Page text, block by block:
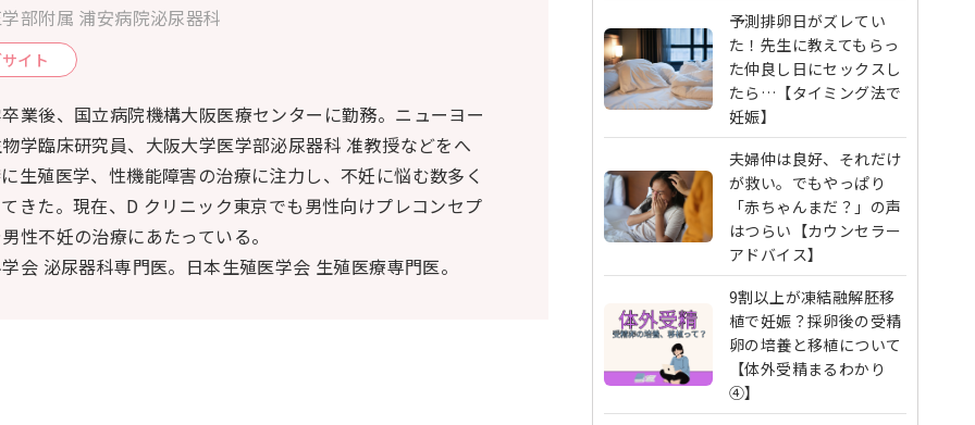
部附属 浦安病院泌尿器科
イト
業後、国立病院機構大阪医療センターに勤務。ニューヨー
学臨床研究員、大阪大学医学部泌尿器科 准教授などをへ
生殖医学、性機能障害の治療に注力し、不妊に悩む数多く
きた。現在、D クリニック東京でも男性向けプレコンセプ
性不妊の治療にあたっている。
会 泌尿器科専門医。日本生殖医学会 生殖医療専門医。
予測排卵日がズレてい
た！先生に教えてもらっ
た仲良し日にセックスし
たら…【タイミング法で
妊娠】
夫婦仲は良好、それだけ
が救い。でもやっぱり
「赤ちゃんまだ？」の声
はつらい【カウンセラー
アドバイス】
9割以上が凍結融解胚移
植で妊娠？採卵後の受精
卵の培養と移植について
【体外受精まるわかり
④】